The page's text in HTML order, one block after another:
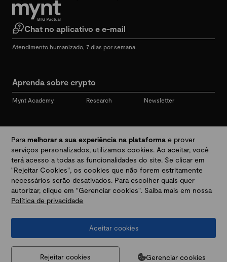
Aprenda sobre crypto
Mynt Academy Research Newsletter
Chat no aplicativo e e-mail
Atendimento humanizado, 7 dias por semana.
Redes sociais
Desbloqueie seu mundo crypto
Av. Brigadeiro Faria Lima, 3447, 9 andar - sala 11 - Itaim Bibi - São Paulo, SP, 04538-133,
Prevenção a golpes e fraudes|Regulamentos
Paramelhorar a sua experiência na plataforma e prover
serviços personalizados, utilizamos cookies. Ao aceitar, você
terá acesso a todas as funcionalidades do site. Se clicar em
"Rejeitar Cookies", os cookies que não forem estritamente
necessários serão desativados. Para escolher quais quer
autorizar, clique em "Gerenciar cookies". Saiba mais em nossa
Política de privacidade
Gerenciar cookies
Aceitar cookies
Rejeitar cookies